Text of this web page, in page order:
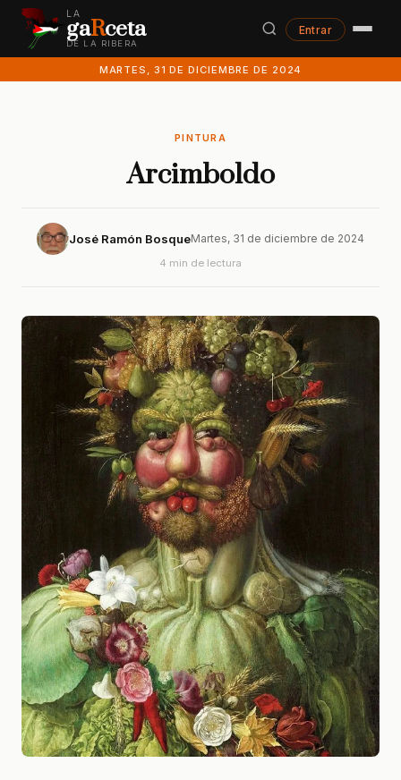
LA
gaRceta
DE LA RIBERA
Entrar
MARTES, 31 DE DICIEMBRE DE 2024
PINTURA
Arcimboldo
José Ramón BosqueMartes, 31 de diciembre de 2024
4 min de lectura